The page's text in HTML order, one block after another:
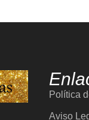
Política
Aviso